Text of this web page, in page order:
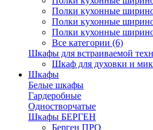
Полки кухонные
Полки кухонные
Полки кухонные
Все категории (6)
Шкафы для встраиваемой
Шкаф для духовки и
Шкафы
Белые шкафы
Гардеробные
Одностворчатые
Шкафы БЕРГЕН
Берген ПРО